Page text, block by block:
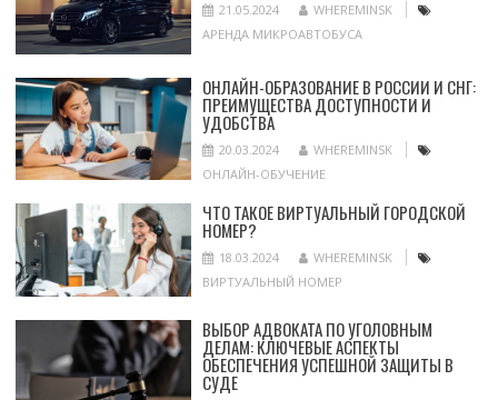
21.05.2024
WHEREMINSK
АРЕНДА МИКРОАВТОБУСА
ОНЛАЙН-ОБРАЗОВАНИЕ В РОССИИ И СНГ:
ПРЕИМУЩЕСТВА ДОСТУПНОСТИ И
УДОБСТВА
20.03.2024
WHEREMINSK
ОНЛАЙН-ОБУЧЕНИЕ
ЧТО ТАКОЕ ВИРТУАЛЬНЫЙ ГОРОДСКОЙ
НОМЕР?
18.03.2024
WHEREMINSK
ВИРТУАЛЬНЫЙ НОМЕР
ВЫБОР АДВОКАТА ПО УГОЛОВНЫМ
ДЕЛАМ: КЛЮЧЕВЫЕ АСПЕКТЫ
ОБЕСПЕЧЕНИЯ УСПЕШНОЙ ЗАЩИТЫ В
СУДЕ